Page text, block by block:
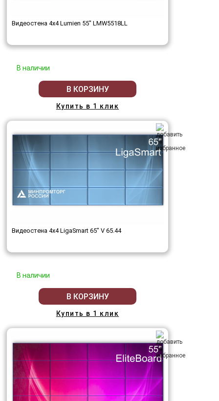
Видеостена 4x4 Lumien 55" LMW5518LL
В наличии
В КОРЗИНУ
Купить в 1 клик
Видеостена 4x4 LigaSmart 65" V 65.44
В наличии
В КОРЗИНУ
Купить в 1 клик